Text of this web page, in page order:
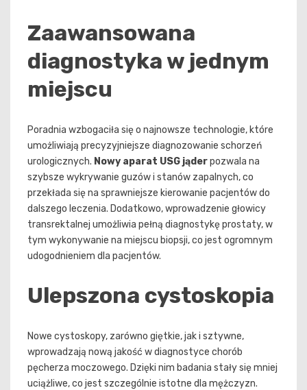
Zaawansowana
diagnostyka w jednym
miejscu
Poradnia wzbogaciła się o najnowsze technologie, które
umożliwiają precyzyjniejsze diagnozowanie schorzeń
urologicznych. Nowy aparat USG jąderpozwala na
szybsze wykrywanie guzów i stanów zapalnych, co
przekłada się na sprawniejsze kierowanie pacjentów do
dalszego leczenia. Dodatkowo, wprowadzenie głowicy
transrektalnej umożliwia pełną diagnostykę prostaty, w
tym wykonywanie na miejscu biopsji, co jest ogromnym
udogodnieniem dla pacjentów.
Ulepszona cystoskopia
Nowe cystoskopy, zarówno giętkie, jak i sztywne,
wprowadzają nową jakość w diagnostyce chorób
pęcherza moczowego. Dzięki nim badania stały się mniej
uciążliwe, co jest szczególnie istotne dla mężczyzn.